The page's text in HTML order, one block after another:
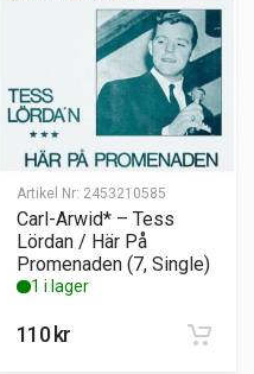
Artikel Nr: 2453210585
Carl-Arwid* – Tess
Lördan / Här På
Promenaden (7, Single)
1 i lager
110 kr